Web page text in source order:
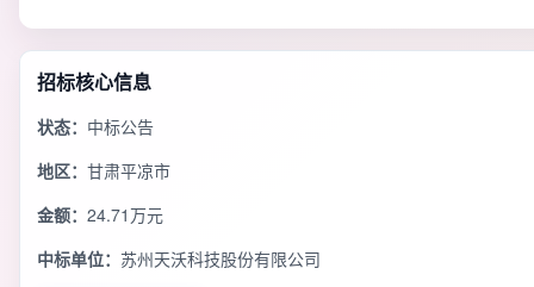
招标核心信息
状态： 中标公告
地区： 甘肃平凉市
金额： 24.71万元
中标单位： 苏州天沃科技股份有限公司